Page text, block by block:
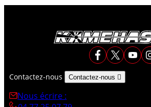
Contactez-nous Contactez-nous 
Nous écrire :